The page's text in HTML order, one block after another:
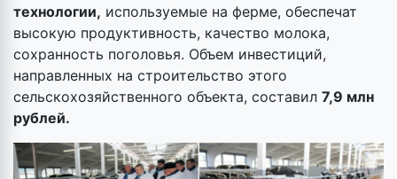
технологии, используемые на ферме, обеспечат
высокую продуктивность, качество молока,
сохранность поголовья. Объем инвестиций,
направленных на строительство этого
сельскохозяйственного объекта, составил 7,9 млн
рублей.